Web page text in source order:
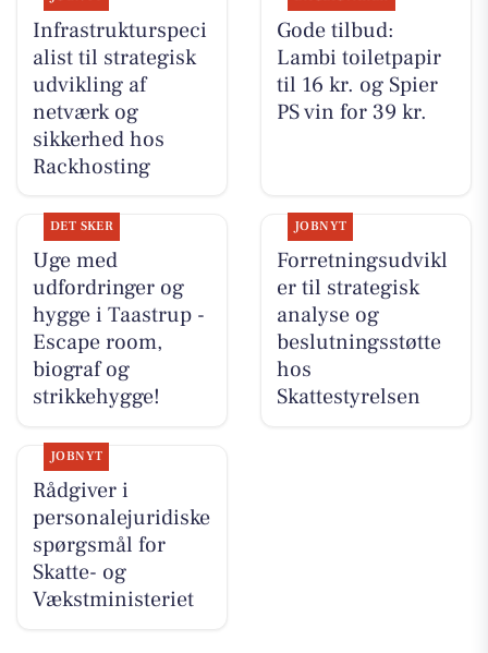
Infrastrukturspeci
alist til strategisk
udvikling af
netværk og
sikkerhed hos
Rackhosting
Gode tilbud:
Lambi toiletpapir
til 16 kr. og Spier
PS vin for 39 kr.
DET SKER
Uge med
udfordringer og
hygge i Taastrup -
Escape room,
biograf og
strikkehygge!
JOBNYT
Forretningsudvikl
er til strategisk
analyse og
beslutningsstøtte
hos
Skattestyrelsen
JOBNYT
Rådgiver i
personalejuridiske
spørgsmål for
Skatte- og
Vækstministeriet